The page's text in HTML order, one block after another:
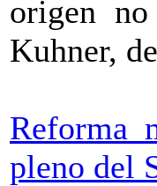
origen
Kuhner,
Reforma
pleno del